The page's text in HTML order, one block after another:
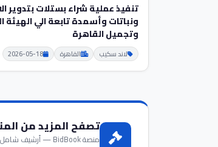
تنفيذ عملية شراء بستلات بتدوير
ونباتات وأسمدة تابعة الي الهيئة
وتجميل القاهرة
لاند سكيب القاهرة 2026-05-18
تصفح المزيد من
منصة BidBook — أرشيف شامل للمناقصات الحكومية والخاصة في مصر